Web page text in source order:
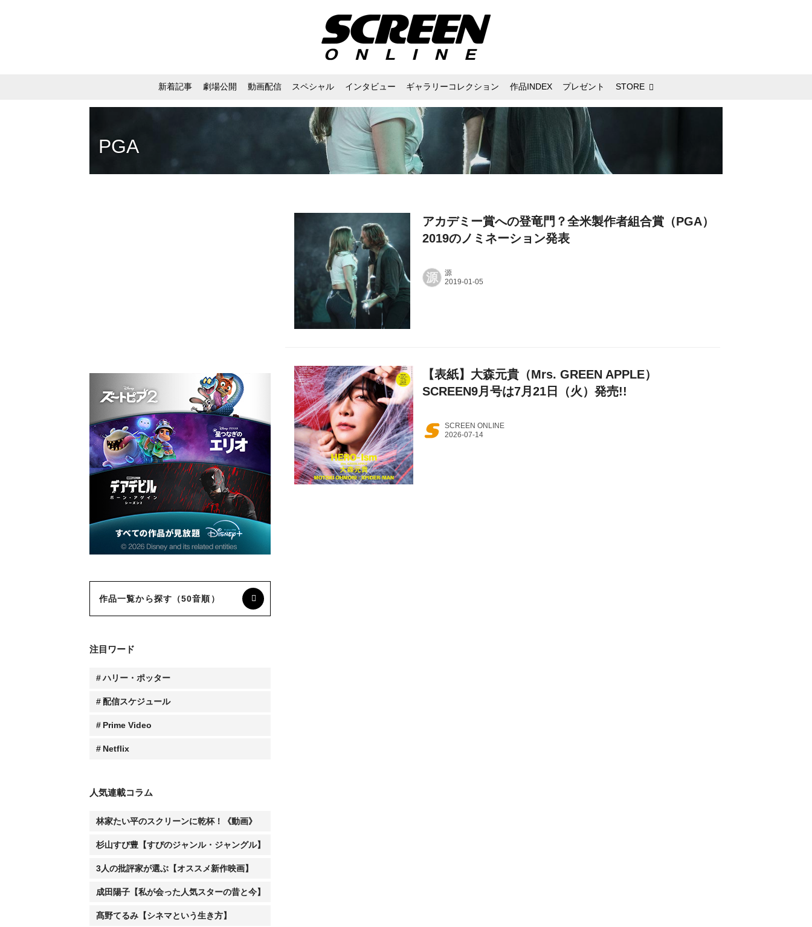
新着記事 劇場公開 動画配信 スペシャル インタビュー ギャラリーコレクション 作品INDEX プレゼント STORE
PGA
アカデミー賞への登竜門？全米製作者組合賞（PGA）
2019のノミネーション発表
源 源
【表紙】大森元貴（Mrs. GREEN APPLE）
SCREEN9月号は7月21日（火）発売!!
SCREEN ONLINE
作品一覧から探す（50音順）
注目ワード
ハリー・ポッター
配信スケジュール
Prime Video
Netflix
人気連載コラム
林家たい平のスクリーンに乾杯！《動画》
杉山すぴ豊【すぴのジャンル・ジャングル】
3人の批評家が選ぶ【オススメ新作映画】
成田陽子【私が会った人気スターの昔と今】
髙野てるみ【シネマという生き方】